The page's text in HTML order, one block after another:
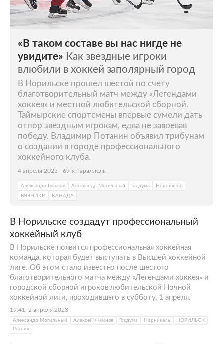
«В таком составе вы нас нигде не
увидите» Как звездные игроки
влюбили в хоккей заполярный город
В Норильске прошел шестой по счету
благотворительный матч между «Легендами
хоккея» и местной любительской сборной.
Таймырские спортсмены впервые сумели дать
отпор звездным игрокам, едва не завоевав
победу. Владимир Потанин объявил трибунам
о создании в городе профессионального
хоккейного клуба.
4 апреля 2023 69-я параллель
Александр Гуськов Александр Могильный Госдума
Норникель
ВЯЗНИКИ
КАНАДА
В Норильске создадут профессиональный
хоккейный клуб
В Норильске появится профессиональная хоккейная
команда, которая будет выступать в Высшей хоккейной
лиге. Об этом стало известно после шестого
благотворительного матча между «Легендами хоккея» и
городской сборной игроков любительской Ночной
хоккейной лиги, проходившего в субботу, 1 апреля.
19:41, 2 апреля 2023
Александр Могильный Алексей Жамнов Госдума Норникель
НОРИЛЬСК
Россия